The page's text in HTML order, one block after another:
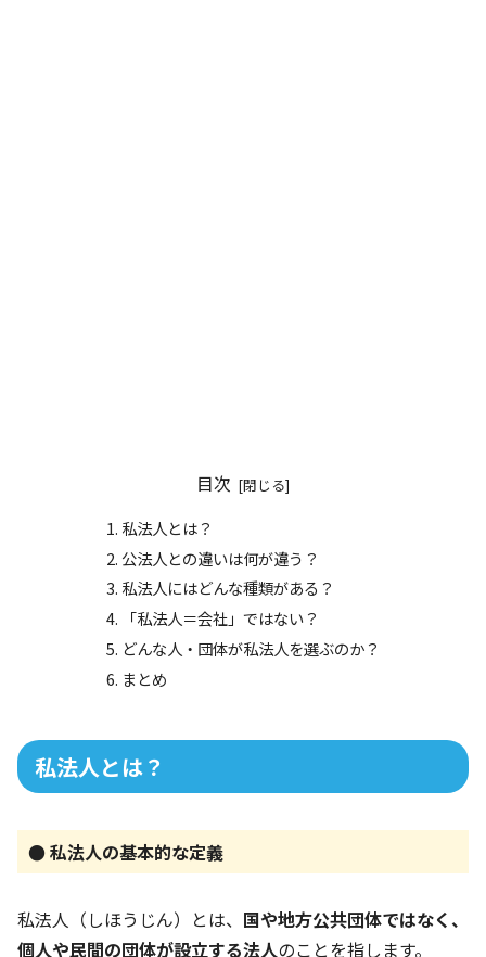
目次
私法人とは？
公法人との違いは何が違う？
私法人にはどんな種類がある？
「私法人＝会社」ではない？
どんな人・団体が私法人を選ぶのか？
まとめ
私法人とは？
● 私法人の基本的な定義
私法人（しほうじん）とは、 国や地方公共団体ではなく、
個人や民間の団体が設立する法人のことを指します。